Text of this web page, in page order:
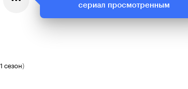
1 сезон)
сериал просмотренным